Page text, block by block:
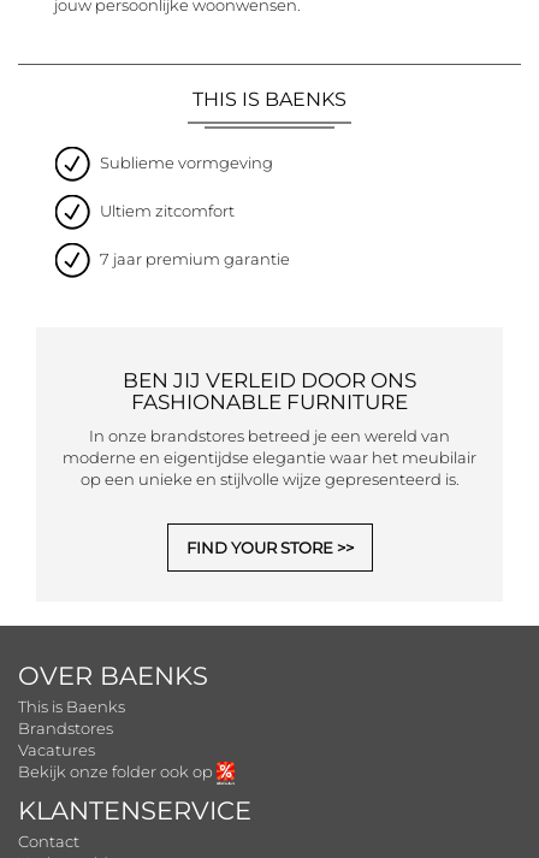
jouw persoonlijke woonwensen.
THIS IS BAENKS
Sublieme vormgeving
Ultiem zitcomfort
7 jaar premium garantie
BEN JIJ VERLEID DOOR ONS
FASHIONABLE FURNITURE
In onze brandstores betreed je een wereld van
moderne en eigentijdse elegantie waar het meubilair
op een unieke en stijlvolle wijze gepresenteerd is.
FIND YOUR STORE
OVER BAENKS
This is Baenks
Brandstores
Vacatures
Bekijk onze folder ook op
KLANTENSERVICE
Contact